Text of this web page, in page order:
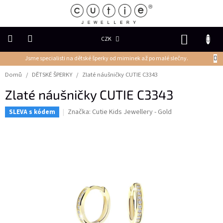
Jsme specialisti na dětské šperky od miminek až po malé slečny.
CZK
DĚTSKÉ
ŠPERKY
PRSTENY
Domů / DĚTSKÉ ŠPERKY / Zlaté náušničky CUTIE C3343
Zlaté náušničky CUTIE C3343
SLEVA s kódem Značka: Cutie Kids Jewellery - Gold